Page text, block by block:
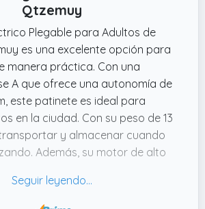
Qtzemuy
Plegable para Adultos de
es una excelente opción para
manera práctica. Con una
A que ofrece una autonomía de
este patinete es ideal para
en la ciudad. Con su peso de 13
y almacenar cuando
Además, su motor de alto
una velocidad máxima de